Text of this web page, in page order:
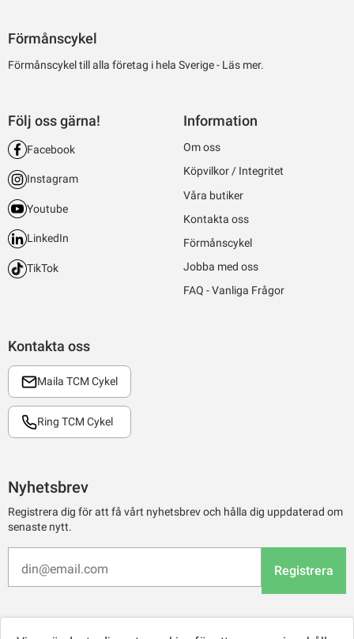
Förmånscykel
Förmånscykel till alla företag i hela Sverige - Läs mer.
Kontakta oss
Maila TCM Cykel
Ring TCM Cykel
Följ oss gärna!
Facebook
Instagram
Youtube
LinkedIn
TikTok
Information
Om oss
Köpvilkor / Integritet
Våra butiker
Kontakta oss
Förmånscykel
Jobba med oss
FAQ - Vanliga Frågor
Nyhetsbrev
Registrera dig för att få vårt nyhetsbrev och hålla dig uppdaterad om
senaste nytt.
Registrera